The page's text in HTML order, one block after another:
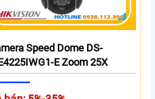
Speed Dome DS-
E Zoom 25X